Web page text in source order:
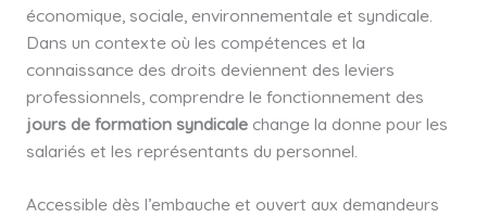
économique, sociale, environnementale et syndicale.
Dans un contexte où les compétences et la
connaissance des droits deviennent des leviers
professionnels, comprendre le fonctionnement des
jours de formation syndicalechange la donne pour les
salariés et les représentants du personnel.
Accessible dès l’embauche et ouvert aux demandeurs